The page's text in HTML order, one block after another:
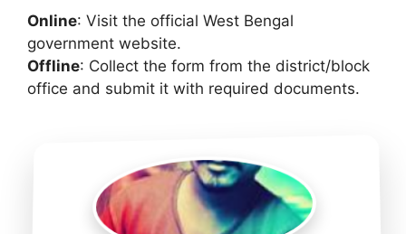
Online: Visit the official West Bengal
government website.
Offline: Collect the form from the district/block
office and submit it with required documents.